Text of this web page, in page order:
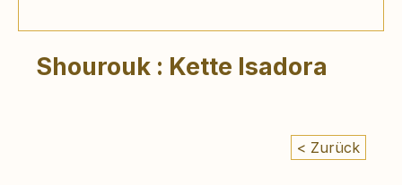
Shourouk : Kette Isadora
< Zurück